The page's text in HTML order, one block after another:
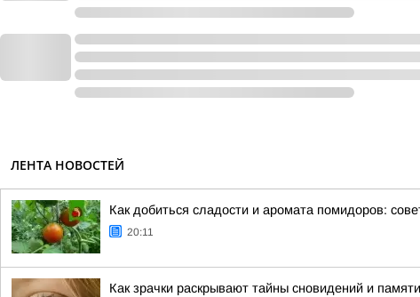
ЛЕНТА НОВОСТЕЙ
Как добиться сладости и аромата помидоров:
20:11
Как зрачки раскрывают тайны сновидений и памяти